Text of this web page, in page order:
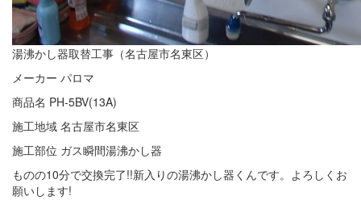
湯沸かし器取替工事（名古屋市名東区）
メーカー パロマ
商品名 PH-5BV(13A)
施工地域 名古屋市名東区
施工部位 ガス瞬間湯沸かし器
ものの10分で交換完了!!新入りの湯沸かし器くんです。よろしくお
願いします!